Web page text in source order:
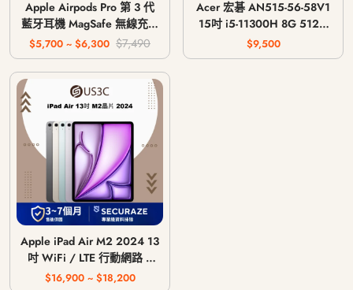
Apple Airpods Pro 第 3 代
藍牙耳機 MagSafe 無線充電
版 USB-C
$5,700 ~ $6,300 $7,490
Acer 宏碁 AN515-56-58V1
15吋 i5-11300H 8G 512G
GTX 1650 4G
$9,500
Apple iPad Air M2 2024 13
吋 WiFi / LTE 行動網路 /
128G 256G 512G 1T
$16,900 ~ $18,200